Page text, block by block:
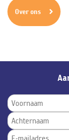
Over ons